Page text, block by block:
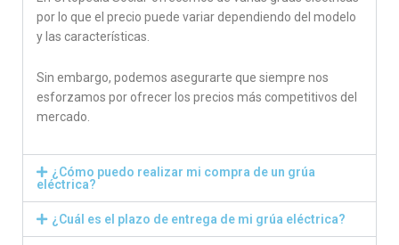
por lo que el precio puede variar dependiendo del modelo
y las características.
Sin embargo, podemos asegurarte que siempre nos
esforzamos por ofrecer los precios más competitivos del
mercado.
¿Cómo puedo realizar mi compra de un grúa
eléctrica?
¿Cuál es el plazo de entrega de mi grúa eléctrica?